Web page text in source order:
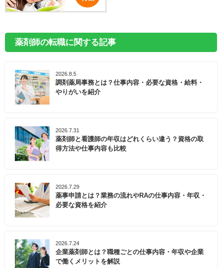
薬剤師の転職に関する記事
2026.8.5
調剤薬局事務とは？仕事内容・必要な資格・給料・
やりがいを紹介
2026.7.31
薬剤師と看護師の年収はどれくらい違う？資格の取
得方法や仕事内容も比較
2026.7.29
薬事申請とは？業務の流れやRAの仕事内容・年収・
必要な資格を紹介
2026.7.24
企業薬剤師とは？職種ごとの仕事内容・年収や企業
で働くメリットを解説